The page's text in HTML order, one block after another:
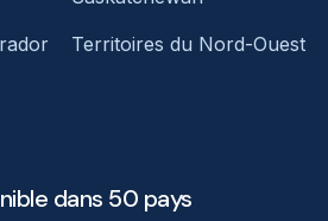
Territoires du Nord-Ouest
dans 50 pays